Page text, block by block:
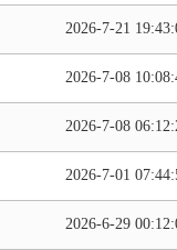
2026-7-21
2026-7-08
2026-7-08
2026-7-01
2026-6-29